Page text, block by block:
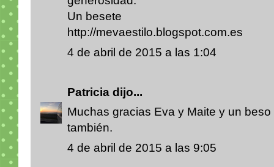
Un besete
http://mevaestilo.blogspot.com.es
4 de abril de 2015 a las 1:04
Patricia dijo...
Muchas gracias Eva y Maite y un
también.
4 de abril de 2015 a las 9:05